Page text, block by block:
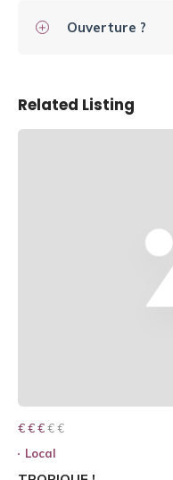
Ouverture ?
Related Listing
€ € € € €
€ € €
Local